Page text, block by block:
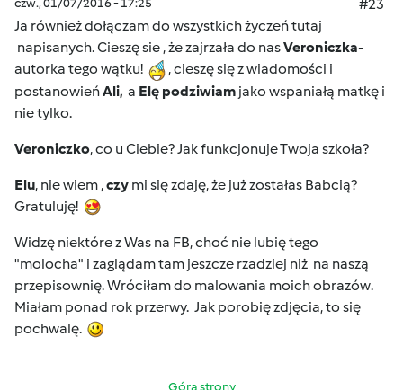
czw., 01/07/2016 - 17:25
#23
Ja również dołączam do wszystkich życzeń tutaj
napisanych. Cieszę sie , że zajrzała do nasVeroniczka-
autorka tego wątku!
, cieszę się z wiadomości i
postanowieńAli, a Elę podziwiam jako wspaniałą matkę i
nie tylko.
Veroniczko, co u Ciebie? Jak funkcjonuje Twoja szkoła?
Elu, nie wiem ,czy mi się zdaję, że już zostałas Babcią?
Gratuluję!
Widzę niektóre z Was na FB, choć nie lubię tego
"molocha" i zaglądam tam jeszcze rzadziej niż na naszą
przepisownię. Wróciłam do malowania moich obrazów.
Miałam ponad rok przerwy. Jak porobię zdjęcia, to się
pochwalę.
Góra strony